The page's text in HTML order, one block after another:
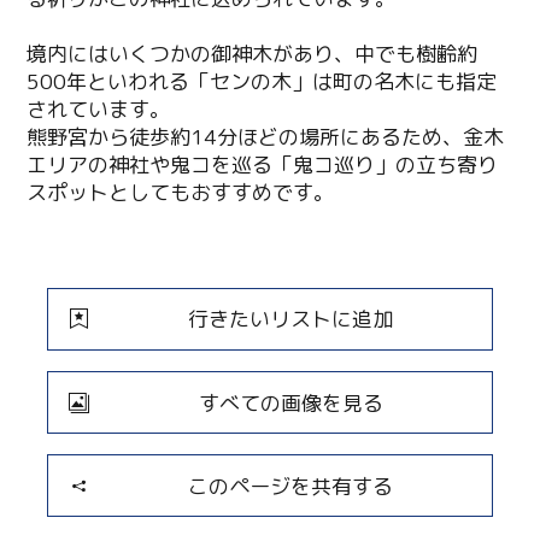
境内にはいくつかの御神木があり、中でも樹齢約
500年といわれる「センの木」は町の名木にも指定
されています。
熊野宮から徒歩約14分ほどの場所にあるため、金木
エリアの神社や鬼コを巡る「鬼コ巡り」の立ち寄り
スポットとしてもおすすめです。
行きたいリストに追加
すべての画像を見る
このページを共有する